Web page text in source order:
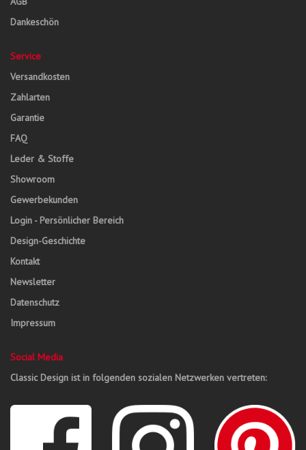
Dankeschön
Service
Versandkosten
Zahlarten
Garantie
FAQ
Leder & Stoffe
Showroom
Gewerbekunden
Login - Persönlicher Bereich
Design-Geschichte
Kontakt
Newsletter
Datenschutz
Impressum
Social Media
Classic Design ist in folgenden sozialen Netzwerken vertreten: